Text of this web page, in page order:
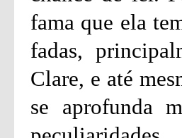
fama que ela
fadas,
Clare, e até
se aprofunda